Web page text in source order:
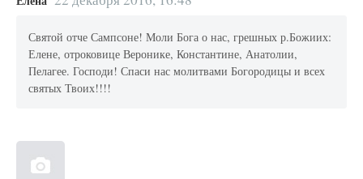
Святой отче Сампсоне! Моли Бога о нас, грешных р.Божиих:
Елене, отроковице Веронике, Константине, Анатолии,
Пелагее. Господи! Спаси нас молитвами Богородицы и всех
святых Твоих!!!!